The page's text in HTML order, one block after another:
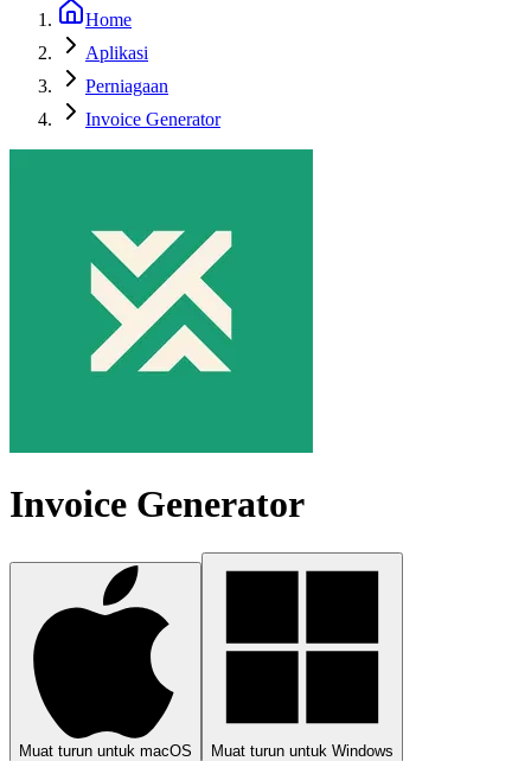
Home
Aplikasi
Perniagaan
Invoice Generator
Invoice Generator
Muat turun untuk macOS Muat turun untuk Windows